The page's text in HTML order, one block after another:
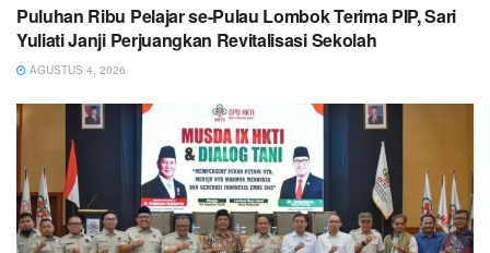
Puluhan Ribu Pelajar se-Pulau Lombok Terima PIP, Sari
Yuliati Janji Perjuangkan Revitalisasi Sekolah
AGUSTUS 4, 2026